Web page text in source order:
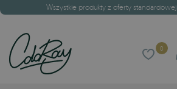
Wszystkie produkty z oferty standardowej
0